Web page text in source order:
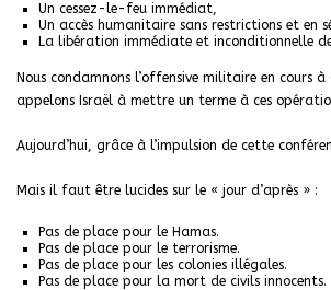
Un cessez-le-feu immédiat,
Un accès humanitaire sans restrictions et en
La libération immédiate et inconditionnelle
Nous condamnons l’offensive militaire en cours
appelons Israël à mettre un terme à ces
Aujourd’hui, grâce à l’impulsion de cette
Mais il faut être lucides sur le « jour d’après » :
Pas de place pour le Hamas.
Pas de place pour le terrorisme.
Pas de place pour les colonies illégales.
Pas de place pour la mort de civils innocents.